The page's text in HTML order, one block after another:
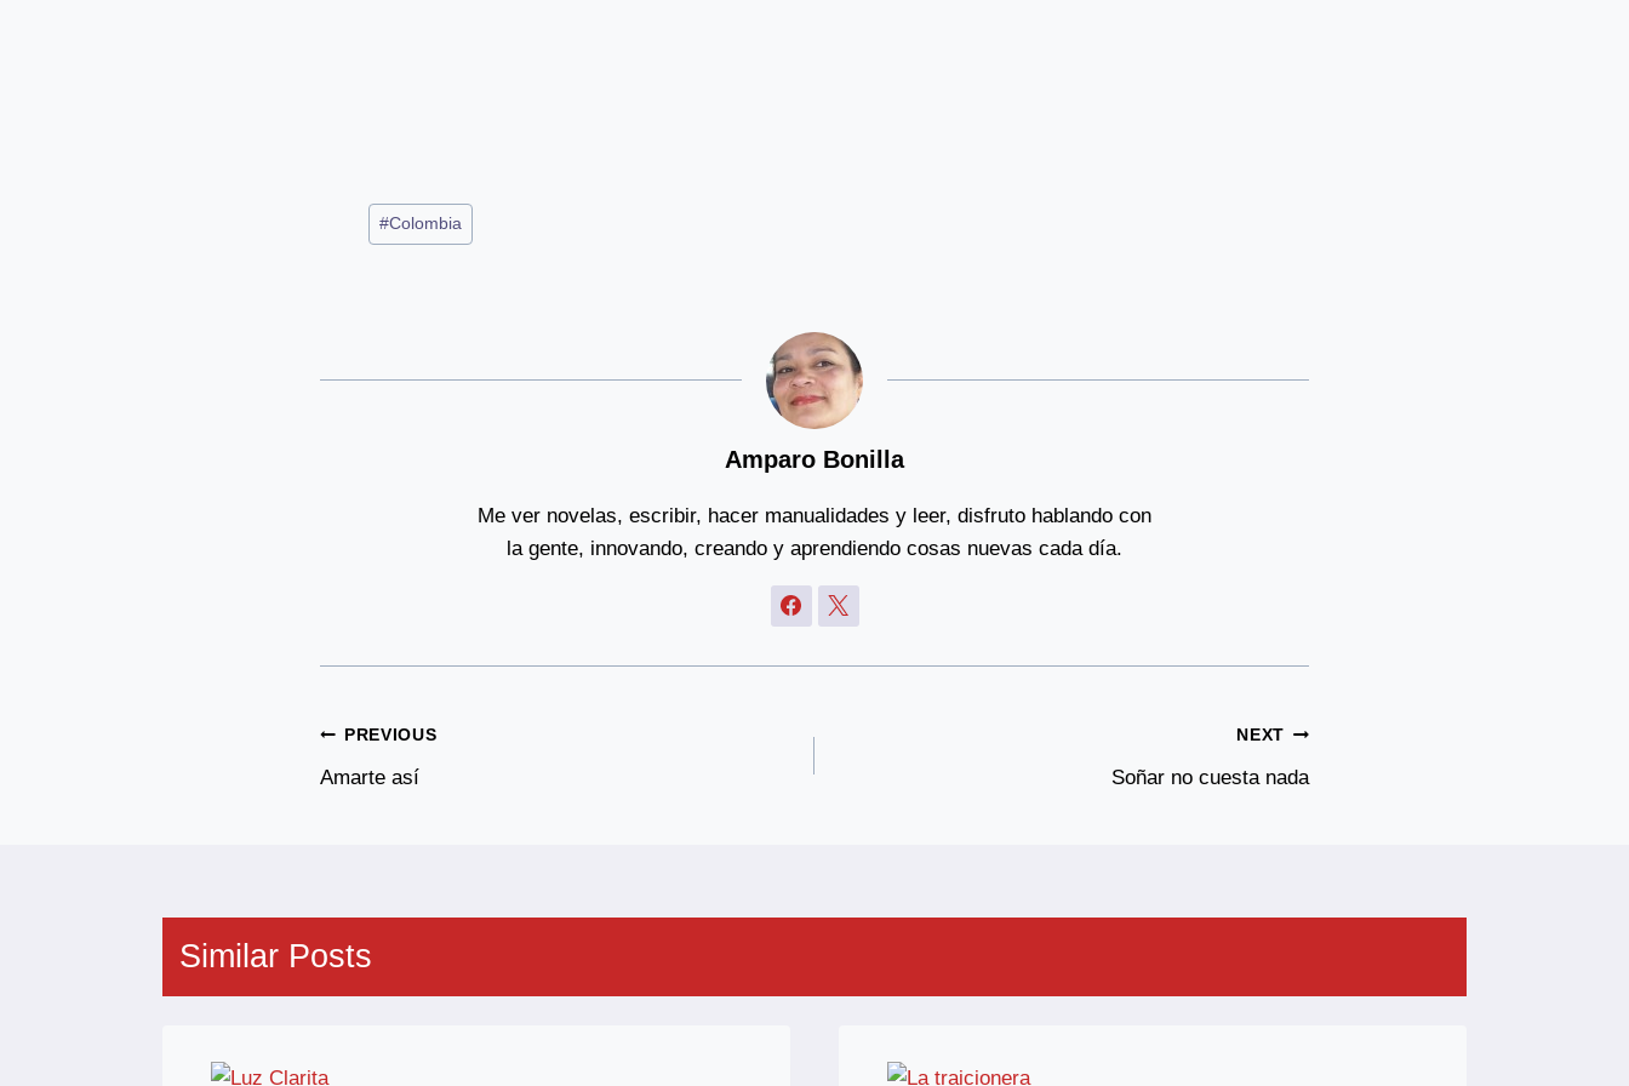
Post
Tags:
#Colombia
Amparo Bonilla
Me ver novelas, escribir, hacer manualidades y leer, disfruto hablando con
la gente, innovando, creando y aprendiendo cosas nuevas cada día.
Post
Navigation
PREVIOUS
Amarte así
NEXT
Soñar no cuesta nada
Similar Posts